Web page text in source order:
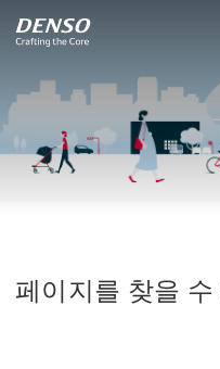
페이지를 찾을 수